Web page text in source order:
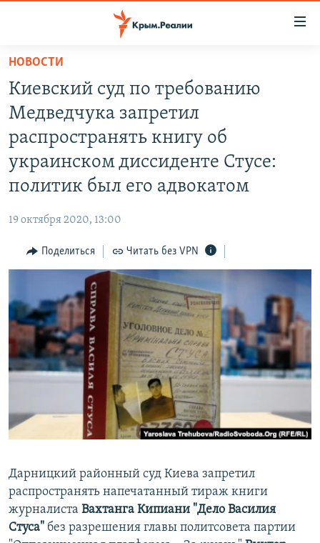
Вернуться
основному
содержанию
главной
навигации11 ЛЕТ ОККУПАЦИИ КРЫМА. 11 ИСТОРИЙ СОПРОТИВЛЕНИЯ
ЕЩЕ
ТЕЛЕПРОЕКТ КРЫМ.РЕАЛИИ
СОВЕТЫ ПРАВОЗАЩИТНИКОВ
ПРОПАВШИЕ БЕЗ ВЕСТИ
ПОБЕДИТЕЛЕЙ НЕ СУДЯТ?
КРЫМ.НЕПОКОРЕННЫЙ
УКРАИНСКАЯ ПРОБЛЕМА КРЫМА
КАК ОБОЙТИ БЛОКИРОВКУ
Українською
Qırımtatar
ПРИСОЕДИНЯЙТЕСЬ!
Все сайты RFE/RL
НОВОСТИ
Киевский суд по требованию
Медведчука запретил
распространять книгу об
украинском диссиденте Стусе:
политик был его адвокатом
19 октября 2020, 13:00
Поделиться Читать без VPN
Дарницкий районный суд Киева запретил
распространять напечатанный тираж книги
журналиста Вахтанга Кипиани "Дело Василия
Стуса" без разрешения главы политсовета партии